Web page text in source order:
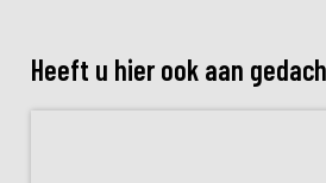
Heeft u hier ook aan